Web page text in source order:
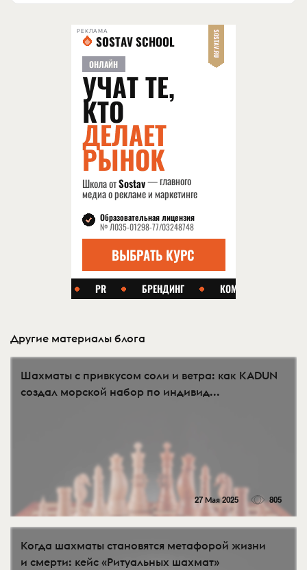
РЕКЛАМА
Другие материалы блога
Шахматы с привкусом соли и ветра: как KADUN
создал морской набор по индивид...
27 Мая 2025 805
Когда шахматы становятся метафорой жизни
и смерти: кейс «Ритуальных шахмат»